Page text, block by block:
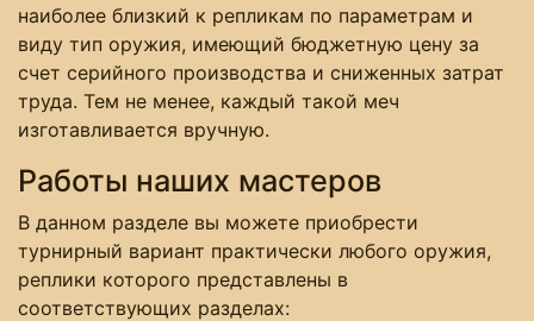
наиболее близкий к репликам по параметрам и
виду тип оружия, имеющий бюджетную цену за
счет серийного производства и сниженных затрат
труда. Тем не менее, каждый такой меч
изготавливается вручную.
Работы наших мастеров
В данном разделе вы можете приобрести
турнирный вариант практически любого оружия,
реплики которого представлены в
соответствующих разделах: